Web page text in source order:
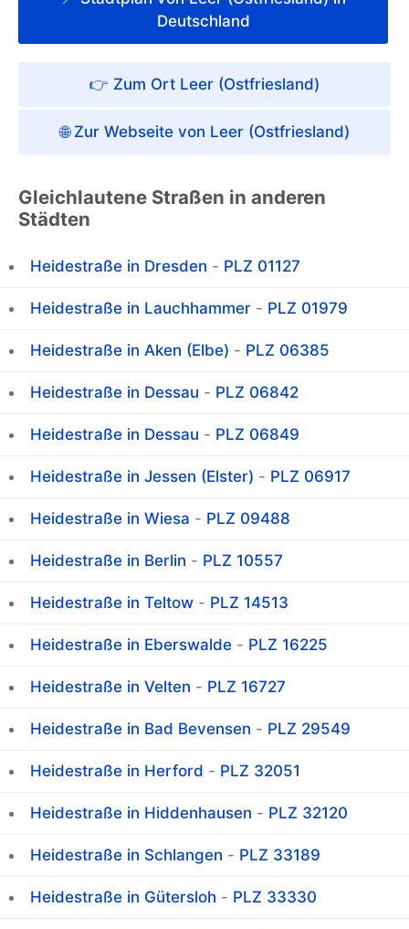
Deutschland
👉 Zum Ort Leer (Ostfriesland)
🌐 Zur Webseite von Leer (Ostfriesland)
Gleichlautene Straßen in anderen
Städten
Heidestraße in Dresden - PLZ 01127
Heidestraße in Lauchhammer - PLZ 01979
Heidestraße in Aken (Elbe) - PLZ 06385
Heidestraße in Dessau - PLZ 06842
Heidestraße in Dessau - PLZ 06849
Heidestraße in Jessen (Elster) - PLZ 06917
Heidestraße in Wiesa - PLZ 09488
Heidestraße in Berlin - PLZ 10557
Heidestraße in Teltow - PLZ 14513
Heidestraße in Eberswalde - PLZ 16225
Heidestraße in Velten - PLZ 16727
Heidestraße in Bad Bevensen - PLZ 29549
Heidestraße in Herford - PLZ 32051
Heidestraße in Hiddenhausen - PLZ 32120
Heidestraße in Schlangen - PLZ 33189
Heidestraße in Gütersloh - PLZ 33330